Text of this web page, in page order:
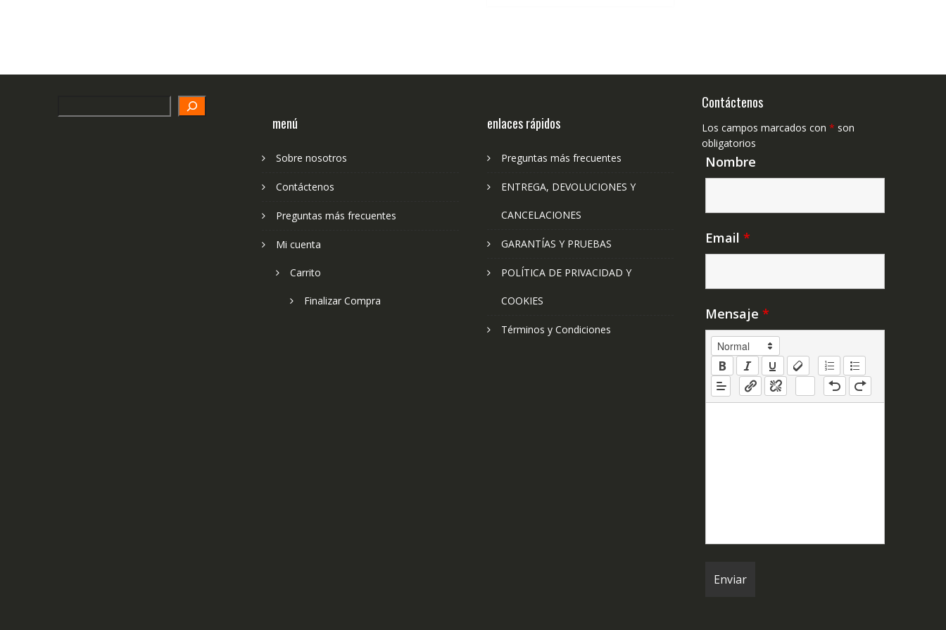
menú
Sobre nosotros
Contáctenos
Preguntas más frecuentes
Mi cuenta
Carrito
Finalizar Compra
enlaces rápidos
Preguntas más frecuentes
ENTREGA, DEVOLUCIONES Y
CANCELACIONES
GARANTÍAS Y PRUEBAS
POLÍTICA DE PRIVACIDAD Y
COOKIES
Términos y Condiciones
Contáctenos
Los campos marcados con * son
obligatorios
Nombre
Email *
Mensaje *